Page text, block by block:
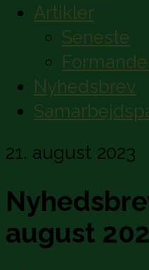
Artikler
Seneste
Nyhedsbrev
21. august 2023
august